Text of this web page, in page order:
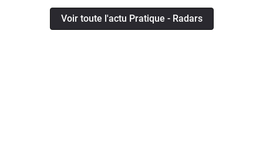
Voir toute l'actu Pratique - Radars